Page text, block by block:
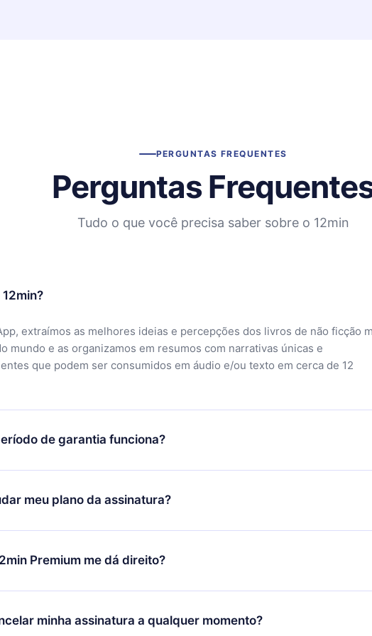
PERGUNTAS FREQUENTES
Perguntas
Tudo o que você precisa saber sobre o 12min
12min?
extraímos as melhores ideias e percepções dos livros de não ficção
mundo e as organizamos em resumos com narrativas únicas e
que podem ser consumidos em áudio e/ou texto em cerca de 12
de garantia funciona?
nosso aplicativo e começar a aproveitar nossa biblioteca. Se por
ficar satisfeito com nossa plataforma, basta entrar em contato com nossa
suporte (contato@12min.com) em até 7 dias após a compra e solicitar o
meu plano da assinatura?
mudança só se aplicará a partir do próximo período de cobrança. Por
você decidiu mudar sua assinatura mensal para anual, após confirmar a
o plano anual, o novo plano só será aplicado e cobrado após o
Premium me dá direito?
é um plano que te garante acesso a toda nossa biblioteca de
em 3 línguas (Inglês, espanhol e português) que você pode ler ou
momento através do nosso aplicativo disponível para iOS, Android e
minha assinatura a qualquer momento?